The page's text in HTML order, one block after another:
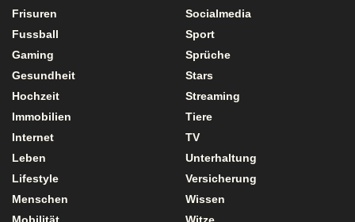
Frisuren
Fussball
Gaming
Gesundheit
Hochzeit
Immobilien
Internet
Leben
Lifestyle
Menschen
Mobilität
Socialmedia
Sport
Sprüche
Stars
Streaming
Tiere
TV
Unterhaltung
Versicherung
Wissen
Witze